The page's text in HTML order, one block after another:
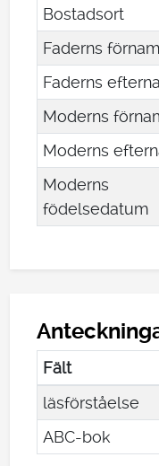
Bostadsort
Faderns
Faderns
Moderns
Moderns
Moderns
födelsedatum
Fält
läsförståelse
ABC-bok